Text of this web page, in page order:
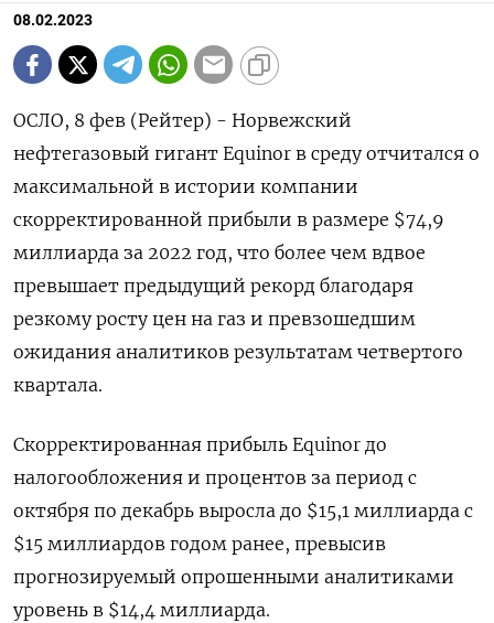
08.02.2023
ОСЛО, 8 фев (Рейтер) - Норвежский
нефтегазовый гигант Equinor в среду отчитался о
максимальной в истории компании
скорректированной прибыли в размере $74,9
миллиарда за 2022 год, что более чем вдвое
превышает предыдущий рекорд благодаря
резкому росту цен на газ и превзошедшим
ожидания аналитиков результатам четвертого
квартала.
Скорректированная прибыль Equinor до
налогообложения и процентов за период с
октября по декабрь выросла до $15,1 миллиарда с
$15 миллиардов годом ранее, превысив
прогнозируемый опрошенными аналитиками
уровень в $14,4 миллиарда.